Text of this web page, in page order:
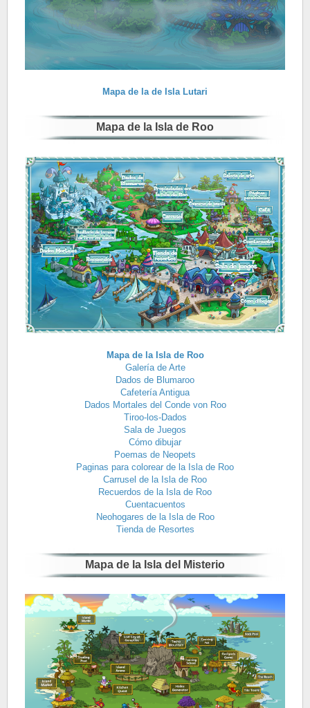
Mapa de la de Isla Lutari
Mapa de la Isla de Roo
Mapa de la Isla de Roo
Galería de Arte
Dados de Blumaroo
Cafetería Antigua
Dados Mortales del Conde von Roo
Tiroo-los-Dados
Sala de Juegos
Cómo dibujar
Poemas de Neopets
Paginas para colorear de la Isla de Roo
Carrusel de la Isla de Roo
Recuerdos de la Isla de Roo
Cuentacuentos
Neohogares de la Isla de Roo
Tienda de Resortes
Mapa de la Isla del Misterio